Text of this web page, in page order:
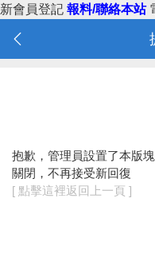
新會員登記 報料/聯絡本站
抱歉，管理員設置了本版
關閉，不再接受新回復
[ 點擊這裡返回上一頁 ]